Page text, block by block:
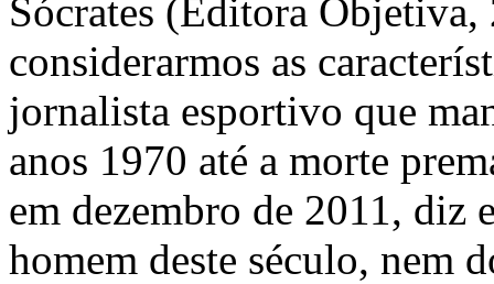
Sócrates (Editora
considerarmos as
jornalista esportivo que
anos 1970 até a morte
em dezembro de 2011, diz
homem deste século, nem